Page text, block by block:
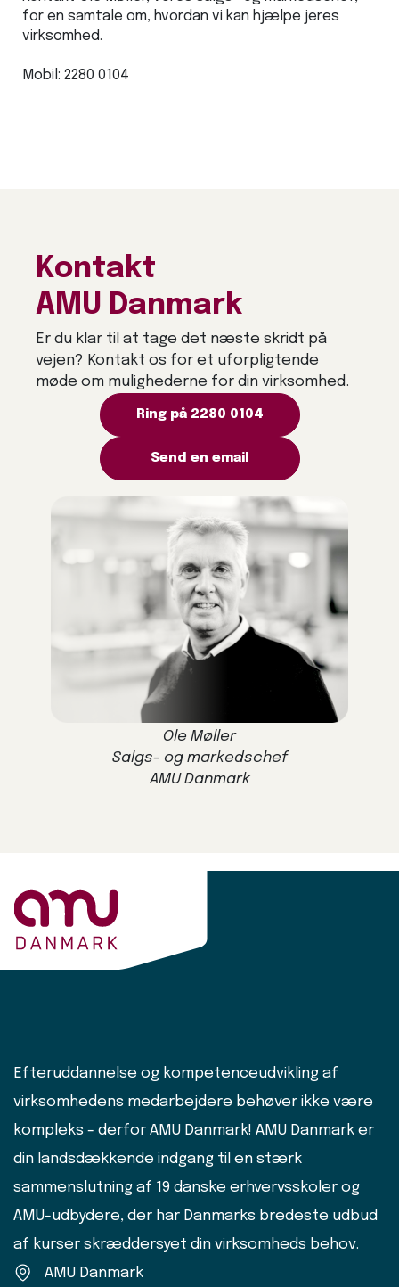
for en samtale om, hvordan vi kan hjælpe jeres
virksomhed.
Mobil: 2280 0104
Kontakt
AMU Danmark
Er du klar til at tage det næste skridt på
vejen? Kontakt os for et uforpligtende
møde om mulighederne for din virksomhed.
Ring på 2280 0104
Send en email
Ole Møller
Salgs- og markedschef
AMU Danmark
Efteruddannelse og kompetenceudvikling af
virksomhedens medarbejdere behøver ikke være
kompleks - derfor AMU Danmark! AMU Danmark er
din landsdækkende indgang til en stærk
sammenslutning af 19 danske erhvervsskoler og
AMU-udbydere, der har Danmarks bredeste udbud
af kurser skræddersyet din virksomheds behov.
AMU Danmark